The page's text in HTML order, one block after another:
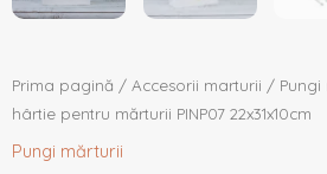
Prima pagină / Accesorii marturii / Pungi
hârtie pentru mărturii PINP07 22x31x10cm
Pungi mărturii